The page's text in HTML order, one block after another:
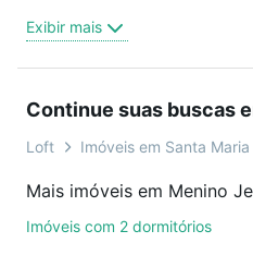
oferta ideal de Imóveis
Menino Jesus, Santa
videochamada, é grátis,
ainda conta com mais de
de imóveis.
Exibir mais
Continue suas buscas
Loft Imóveis em Santa Maria
Mais imóveis em Menino
Imóveis com 2 dormitórios